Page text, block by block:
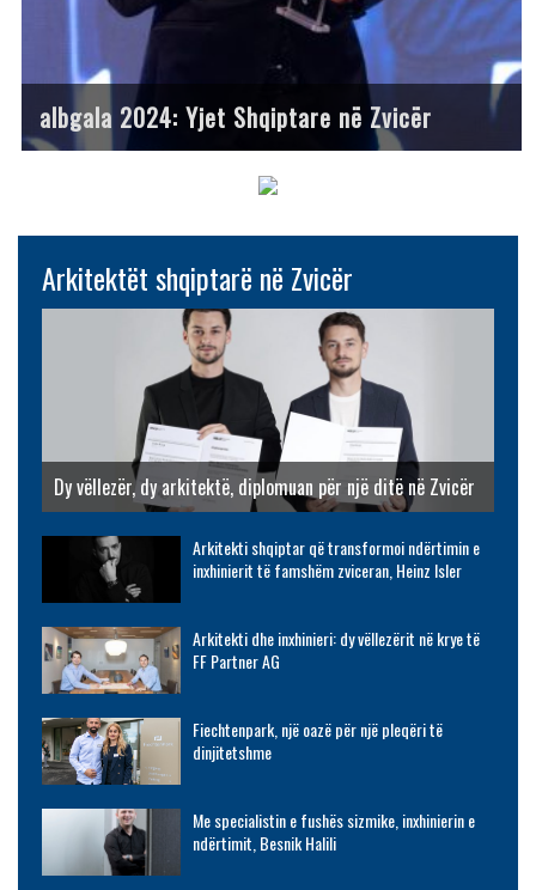
albgala 2024: Yjet Shqiptare në Zvicër
Arkitektët shqiptarë në Zvicër
Dy vëllezër, dy arkitektë, diplomuan për një ditë në Zvicër
Arkitekti shqiptar që transformoi ndërtimin e
inxhinierit të famshëm zviceran, Heinz Isler
Arkitekti dhe inxhinieri: dy vëllezërit në krye të
FF Partner AG
Fiechtenpark, një oazë për një pleqëri të
dinjitetshme
Me specialistin e fushës sizmike, inxhinierin e
ndërtimit, Besnik Halili